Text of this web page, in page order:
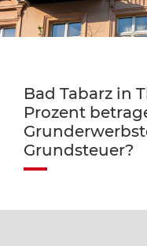
Bad Tabarz in
Prozent
Grundsteuer?